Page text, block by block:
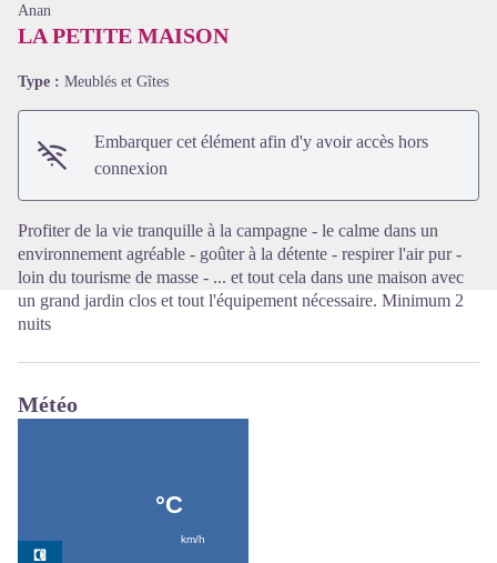
Voir l'image en plein écran
Anan
LA PETITE MAISON
Type : Meublés et Gîtes
Embarquer cet élément afin d'y avoir accès hors
connexion
Profiter de la vie tranquille à la campagne - le calme dans un
environnement agréable - goûter à la détente - respirer l'air pur -
loin du tourisme de masse - ... et tout cela dans une maison avec
un grand jardin clos et tout l'équipement nécessaire. Minimum 2
nuits
Météo